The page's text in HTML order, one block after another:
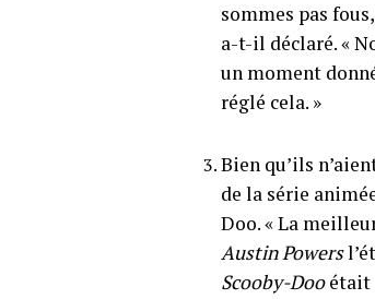
sommes pas
a-t-il déclaré. «
un moment
réglé cela. »
Bien qu’ils
de la série
Doo. « La
Austin Powers
Scooby-Dooétait